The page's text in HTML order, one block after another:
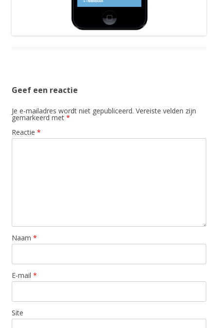
Geef een reactie
Je e-mailadres wordt niet gepubliceerd. Vereiste velden zijn
gemarkeerd met *
Reactie *
Naam *
E-mail *
Site